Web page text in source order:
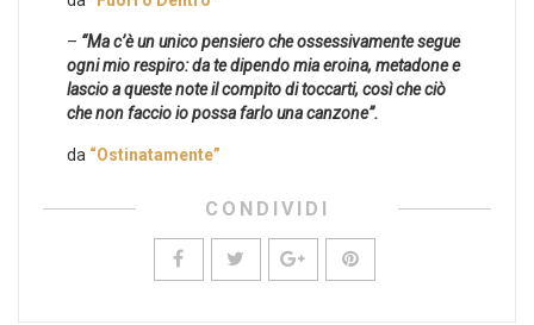
– “Ma c’è un unico pensiero che ossessivamente segue
ogni mio respiro: da te dipendo mia eroina, metadone e
lascio a queste note il compito di toccarti, così che ciò
che non faccio io possa farlo una canzone”.
da “Ostinatamente”
CONDIVIDI